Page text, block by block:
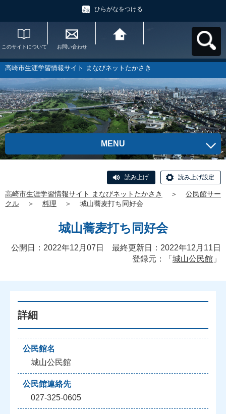
ひらがなをつける
このサイトについて お問い合わせ
たかさきへ戻る
高崎市生涯学習情報サイト まなびネットたかさき
MENU
読み上げ 読み上げ設定
高崎市生涯学習情報サイト まなびネットたかさき ＞
公民館サー
クル
＞ 料理 ＞ 城山蕎麦打ち同好会
城山蕎麦打ち同好会
公開日：2022年12月07日 最終更新日：2022年12月11日
登録元：「 城山公民館 」
詳細
公民館名
城山公民館
公民館連絡先
027-325-0605